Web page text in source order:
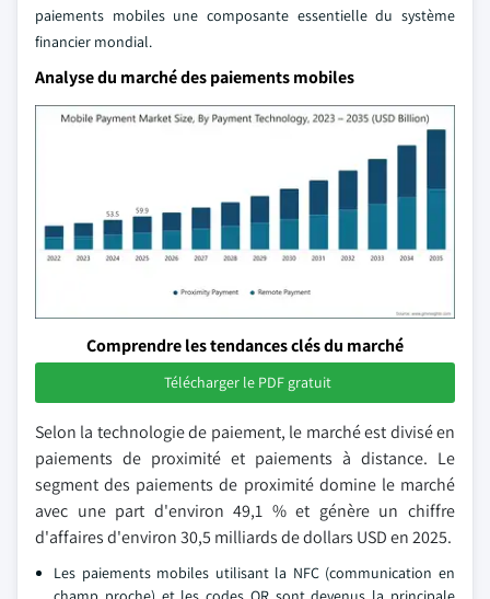
paiements mobiles une composante essentielle du système
financier mondial.
Analyse du marché des paiements mobiles
Comprendre les tendances clés du marché
Télécharger le PDF gratuit
Selon la technologie de paiement, le marché est divisé en
paiements de proximité et paiements à distance. Le
segment des paiements de proximité domine le marché
avec une part d'environ 49,1 % et génère un chiffre
d'affaires d'environ 30,5 milliards de dollars USD en 2025.
Les paiements mobiles utilisant la NFC (communication en